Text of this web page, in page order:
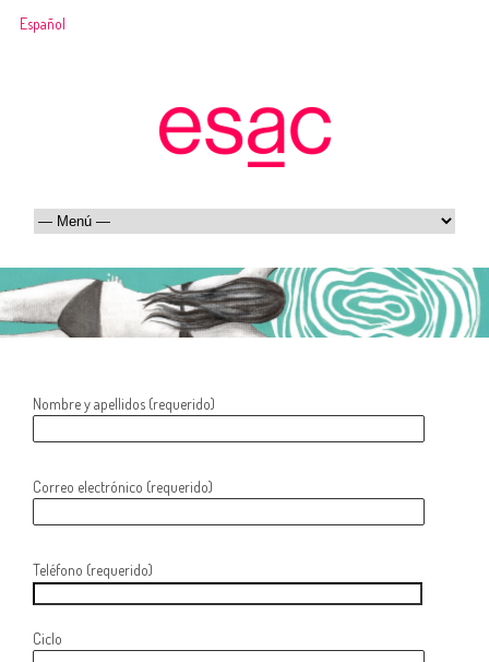
Español
Nombre y apellidos (requerido)
Correo electrónico (requerido)
Teléfono (requerido)
Ciclo